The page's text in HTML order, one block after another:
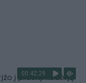
00:42:29
į praeitį: kodėl jų